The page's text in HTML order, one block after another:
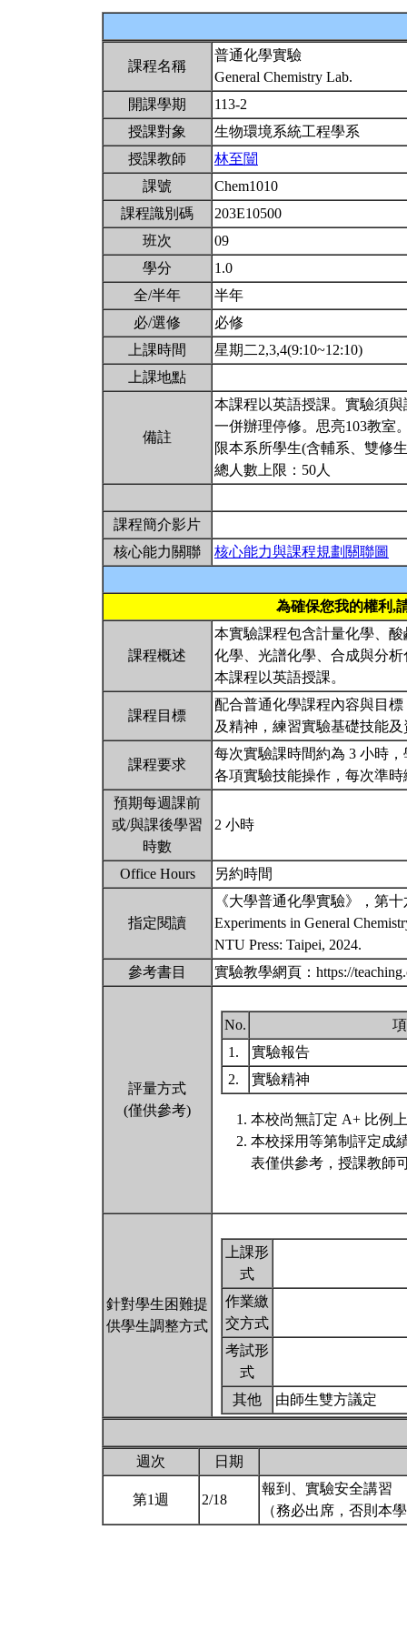
課程名稱
普通化學實驗
General Chemistry Lab.
開課學期
113-2
授課對象
生物環境系統工程學系
授課教師
林至闓
課號
Chem1010
課程識別碼
203E10500
班次
09
學分
1.0
全/半年
半年
必/選修
必修
上課時間
星期二2,3,4(9:10~12:10)
上課地點
備註
本課程以英語授課。實驗須
一併辦理停修。思亮103教室
限本系所學生(含輔系、雙修
總人數上限：50人
課程簡介影片
核心能力關聯
核心能力與課程規劃關聯圖
為確保您我的權利,
課程概述
本實驗課程包含計量化學、
化學、光譜化學、合成與分
本課程以英語授課。
課程目標
配合普通化學課程內容與目
及精神，練習實驗基礎技能
課程要求
每次實驗課時間約為 3 小時
各項實驗技能操作，每次準
預期每週課前
或/與課後學習
時數
2 小時
Office Hours 另約時間
指定閱讀
《大學普通化學實驗》，第
Experiments in General
NTU Press: Taipei, 2024.
參考書目
實驗教學網頁：https://
評量方式
(僅供參考)
No.
1.
實驗報告
2.
實驗精神
本校尚無訂定 A+ 比例
本校採用等第制評定成
表僅供參考，授課教師
針對學生困難提
供學生調整方式
上課形
式
作業繳
交方式
考試形
式
其他
由師生雙方議定
週次 日期
第1週 2/18
報到、實驗安全講習
（務必出席，否則本